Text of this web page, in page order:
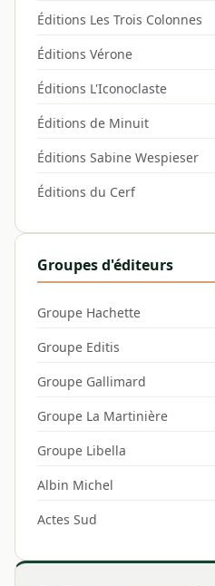
Éditions Les Trois Colonnes
Éditions Vérone
Éditions L'Iconoclaste
Éditions de Minuit
Éditions Sabine Wespieser
Éditions du Cerf
Groupes d'éditeurs
Groupe Hachette
Groupe Editis
Groupe Gallimard
Groupe La Martinière
Groupe Libella
Albin Michel
Actes Sud